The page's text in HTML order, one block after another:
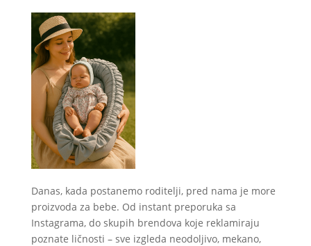
Danas, kada postanemo roditelji, pred nama je more
proizvoda za bebe. Od instant preporuka sa
Instagrama, do skupih brendova koje reklamiraju
poznate ličnosti – sve izgleda neodoljivo, mekano,